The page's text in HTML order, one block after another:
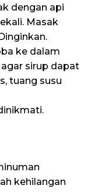
dengan api
Masak
ke dalam
sirup dapat
tuang susu
kehilangan